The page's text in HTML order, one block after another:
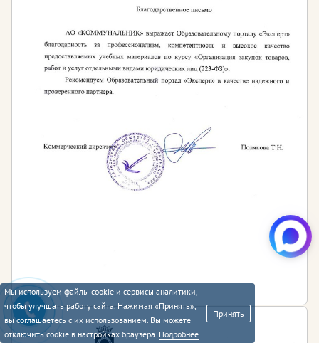
Мы используем файлы cookie и сервисы аналитики,
чтобы улучшать работу сайта. Нажимая «Принять»,
вы соглашаетесь с их использованием. Вы можете
отключить cookie в настройках браузера. Подробнее.
Принять